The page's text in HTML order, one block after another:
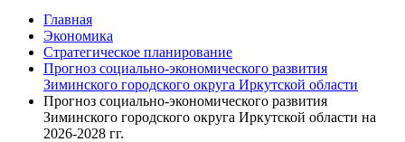
Главная
Экономика
Стратегическое планирование
Прогноз социально-экономического развития
Зиминского городского округа Иркутской области
Прогноз социально-экономического развития
Зиминского городского округа Иркутской области на
2026-2028 гг.